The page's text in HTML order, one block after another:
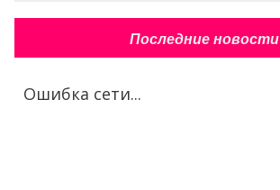
Последние новости
Ошибка сети...